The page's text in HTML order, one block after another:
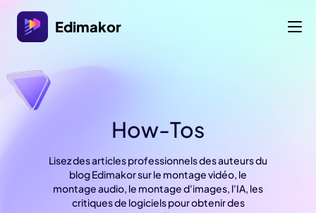
Edimakor
How-Tos
Lisez des articles professionnels des auteurs du
blog Edimakor sur le montage vidéo, le
montage audio, le montage d'images, l'IA, les
critiques de logiciels pour obtenir des